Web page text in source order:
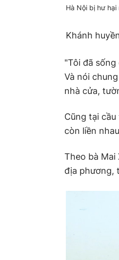
Hà Nội bị hư hại
Khánh
"Tôi đã
Và nói
nhà cửa,
Cũng tại
còn liền
Theo bà Mai
địa phương,